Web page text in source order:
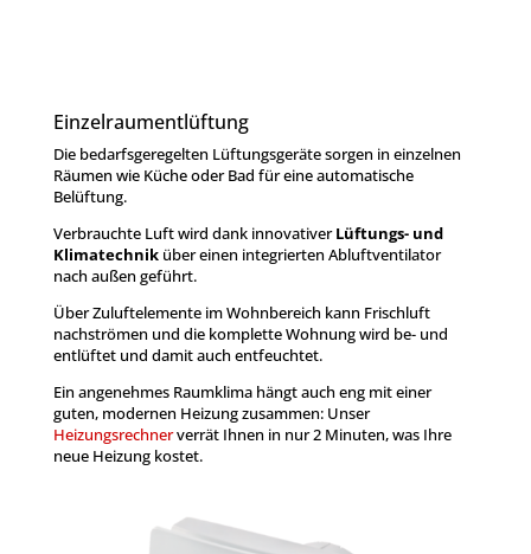
Einzelraumentlüftung
Die bedarfsgeregelten Lüftungsgeräte sorgen in einzelnen
Räumen wie Küche oder Bad für eine automatische
Belüftung.
Verbrauchte Luft wird dank innovativerLüftungs- und
Klimatechniküber einen integrierten Abluftventilator
nach außen geführt.
Über Zuluftelemente im Wohnbereich kann Frischluft
nachströmen und die komplette Wohnung wird be- und
entlüftet und damit auch entfeuchtet.
Ein angenehmes Raumklima hängt auch eng mit einer
guten, modernen Heizung zusammen: Unser
Heizungsrechnerverrät Ihnen in nur 2 Minuten, was Ihre
neue Heizung kostet.